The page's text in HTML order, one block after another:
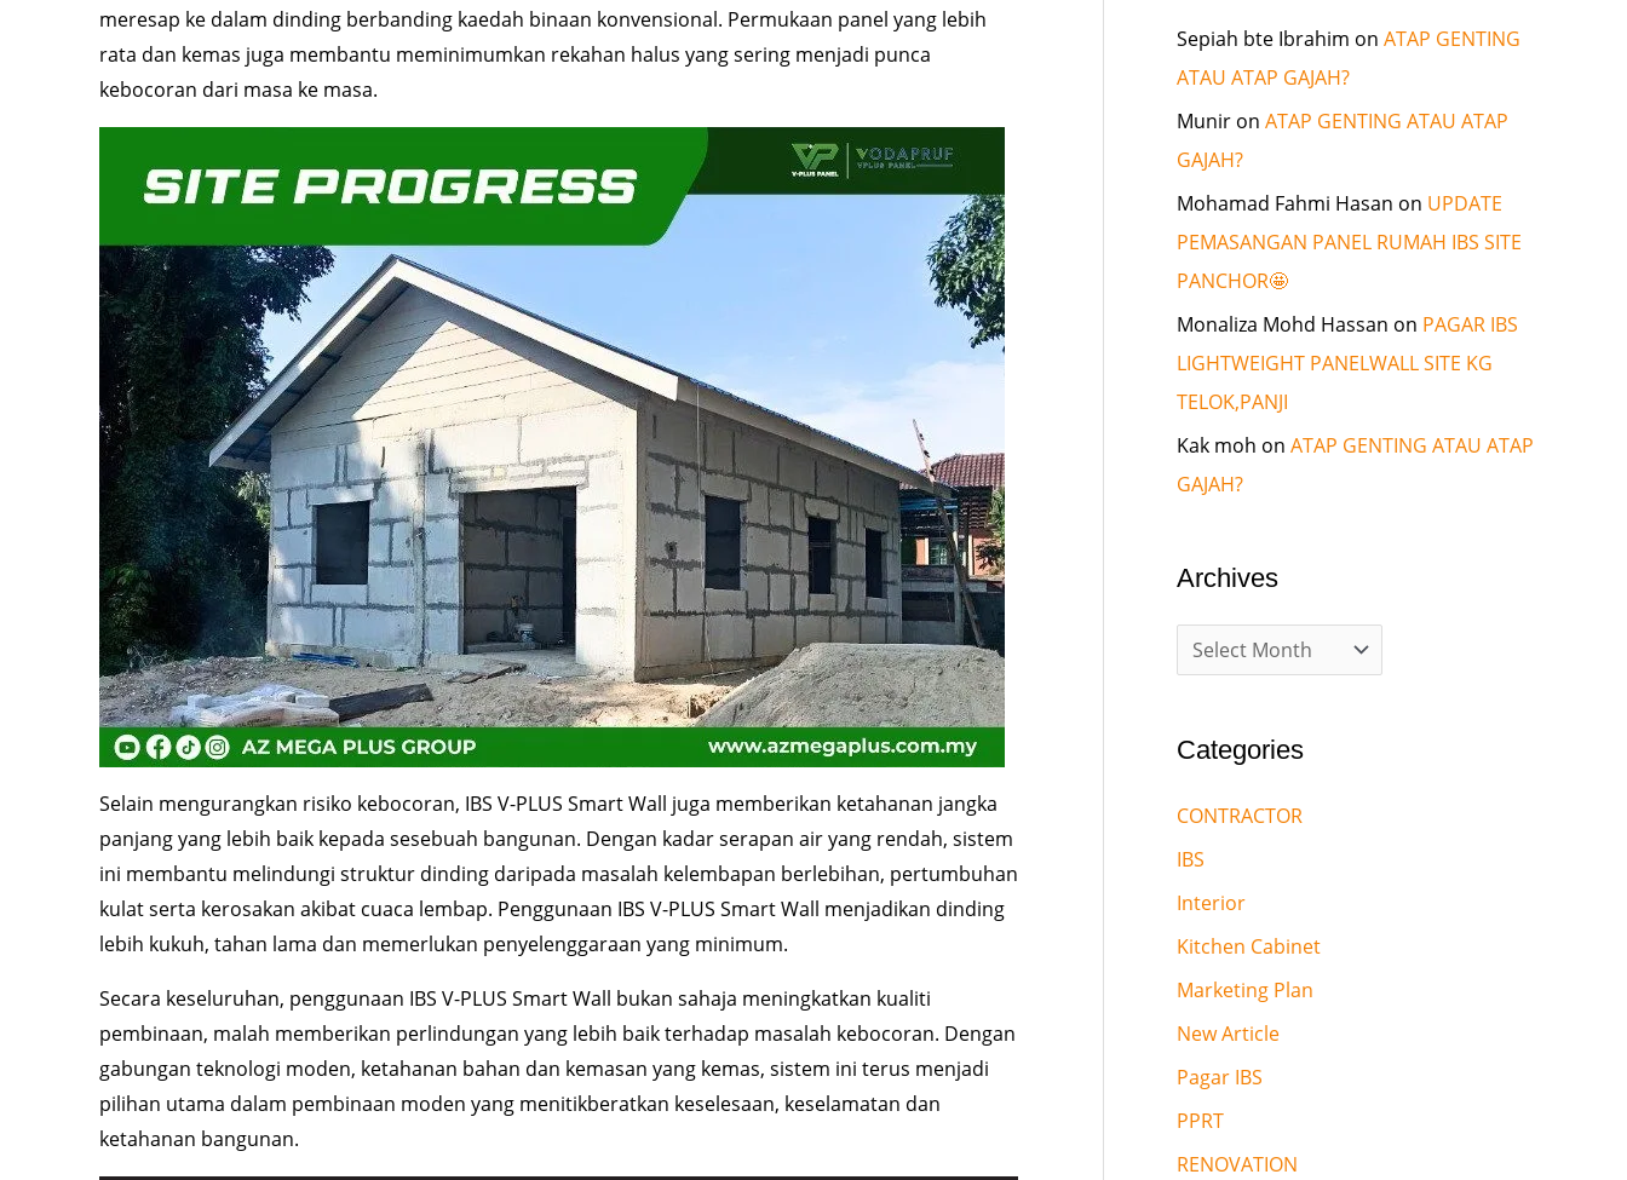
meresap ke dalam dinding berbanding kaedah binaan konvensional. Permukaan panel yang lebih
rata dan kemas juga membantu meminimumkan rekahan halus yang sering menjadi punca
kebocoran dari masa ke masa.
Selain mengurangkan risiko kebocoran, IBS V-PLUS Smart Wall juga memberikan ketahanan jangka
panjang yang lebih baik kepada sesebuah bangunan. Dengan kadar serapan air yang rendah, sistem
ini membantu melindungi struktur dinding daripada masalah kelembapan berlebihan, pertumbuhan
kulat serta kerosakan akibat cuaca lembap. Penggunaan IBS V-PLUS Smart Wall menjadikan dinding
lebih kukuh, tahan lama dan memerlukan penyelenggaraan yang minimum.
Secara keseluruhan, penggunaan IBS V-PLUS Smart Wall bukan sahaja meningkatkan kualiti
pembinaan, malah memberikan perlindungan yang lebih baik terhadap masalah kebocoran. Dengan
gabungan teknologi moden, ketahanan bahan dan kemasan yang kemas, sistem ini terus menjadi
pilihan utama dalam pembinaan moden yang menitikberatkan keselesaan, keselamatan dan
ketahanan bangunan.
Sepiah bte Ibrahim on ATAP GENTING
ATAU ATAP GAJAH?
Munir on ATAP GENTING ATAU ATAP
GAJAH?
Mohamad Fahmi Hasan on UPDATE
PEMASANGAN PANEL RUMAH IBS SITE
PANCHOR🤩
Monaliza Mohd Hassan on PAGAR IBS
LIGHTWEIGHT PANELWALL SITE KG
TELOK,PANJI
Kak moh on ATAP GENTING ATAU ATAP
GAJAH?
Archives
Categories
CONTRACTOR
IBS
Interior
Kitchen Cabinet
Marketing Plan
New Article
Pagar IBS
PPRT
RENOVATION